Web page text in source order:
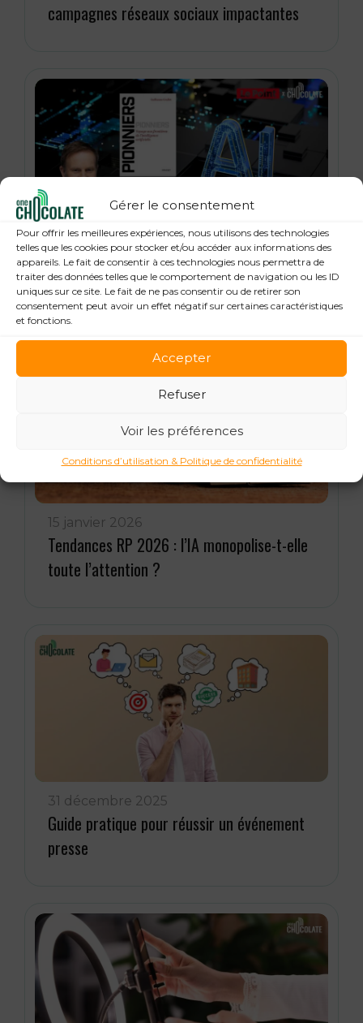
Gérer le consentement
Pour offrir les meilleures expériences, nous utilisons des technologies
telles que les cookies pour stocker et/ou accéder aux informations des
appareils. Le fait de consentir à ces technologies nous permettra de
traiter des données telles que le comportement de navigation ou les ID
uniques sur ce site. Le fait de ne pas consentir ou de retirer son
consentement peut avoir un effet négatif sur certaines caractéristiques
et fonctions.
Accepter
Refuser
Voir les préférences
Conditions d’utilisation & Politique de confidentialité
campagnes réseaux sociaux impactantes
21 janvier 2026
« Pionniers », anatomie des leaders de la
Tech : Guillaume Grallet, Le Point
15 janvier 2026
Tendances RP 2026 : l’IA monopolise-t-elle
toute l’attention ?
31 décembre 2025
Guide pratique pour réussir un événement
presse